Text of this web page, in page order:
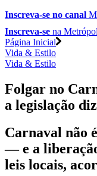
Inscreva-se no canal
Inscreva-se na
Página Inicial
Vida & Estilo
Vida & Estilo
Folgar no
a legislação
Carnaval não
— e a
leis locais,